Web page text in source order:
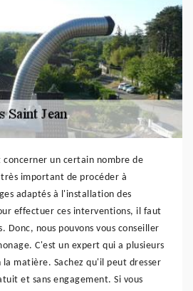
concerner un certain nombre de
important de procéder à
adaptés à l'installation des
effectuer ces interventions, il faut
Donc, nous pouvons vous conseiller
C'est un expert qui a plusieurs
la matière. Sachez qu'il peut dresser
et sans engagement. Si vous